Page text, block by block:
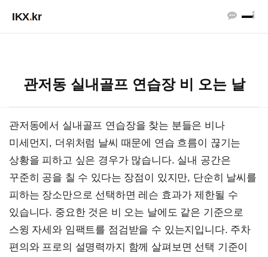
IKX.kr
관저동 실내골프 연습장 비 오는 날
관저동에서 실내골프 연습장을 찾는 분들은 비나
미세먼지, 더위처럼 날씨 때문에 연습 흐름이 끊기는
상황을 피하고 싶은 경우가 많습니다. 실내 공간은
꾸준히 공을 칠 수 있다는 장점이 있지만, 단순히 날씨를
피하는 장소만으로 선택하면 레슨 효과가 제한될 수
있습니다. 중요한 것은 비 오는 날에도 같은 기준으로
스윙 자세와 임팩트를 점검받을 수 있는지입니다. 주차
편의와 프로의 설명력까지 함께 살펴보면 선택 기준이